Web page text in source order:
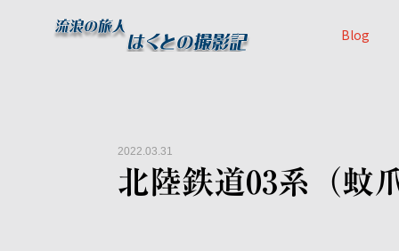
Blog
2022.03.31
北陸鉄道03系（蚊